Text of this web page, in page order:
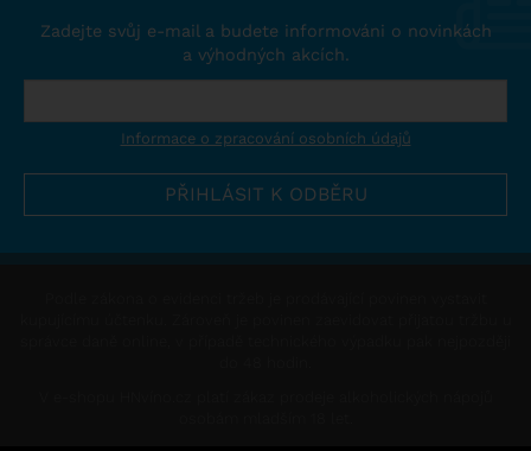
Zadejte svůj e-mail a budete informováni o novinkách
a výhodných akcích.
Informace o zpracování osobních údajů